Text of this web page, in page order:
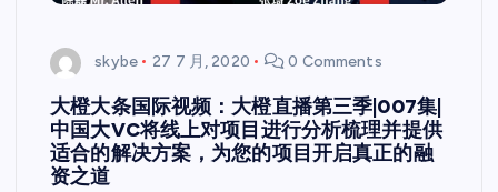
skybe 27 7 月, 2020 0 Comments
大橙大条国际视频：大橙直播第三季|007集|
中国大VC将线上对项目进行分析梳理并提供
适合的解决方案，为您的项目开启真正的融
资之道